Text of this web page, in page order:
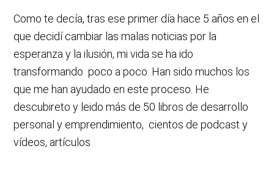
Como te decía, tras ese primer día hace 5 años en el
que decidí cambiar las malas noticias por la
esperanza y la ilusión, mi vida se ha ido
transformando poco a poco. Han sido muchos los
que me han ayudado en este proceso. He
descubireto y leido más de 50 libros de desarrollo
personal y emprendimiento, cientos de podcast y
vídeos, artículos